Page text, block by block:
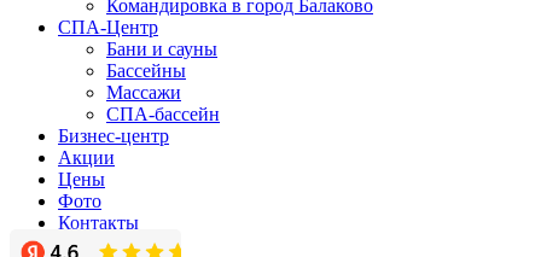
Командировка в город Балаково
СПА-Центр
Бани и сауны
Бассейны
Массажи
СПА-бассейн
Бизнес-центр
Акции
Цены
Фото
Контакты
О нас